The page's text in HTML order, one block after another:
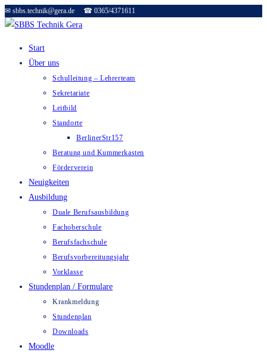
Zum
Inhalt
✉ sbbs.technik@gera.de ☎ 0365/4371611
Start
Über uns
Schulleitung – Lehrerteam
Sekretariate
Leitbild
Standorte
BerlinerStr157
Beratung und Kummerkasten
Förderverein
Neuigkeiten
Ausbildung
Duale Berufsausbildung
Fachoberschule
Berufsfachschule
Berufsvorbereitungsjahr
Vorklasse
Stundenplan / Formulare
Krankmeldung
Stundenplan
Downloads
Moodle